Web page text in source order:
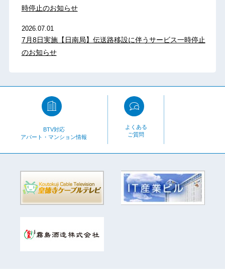
時停止のお知らせ
2026.07.01
7月8日実施【日南局】伝送路移設に伴うサービス一時停止
のお知らせ
BTV対応
アパート・マンション情報
よくある
ご質問